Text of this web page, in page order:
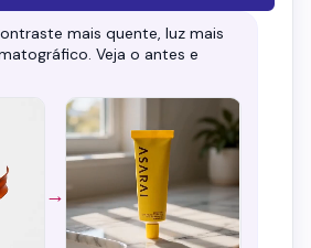
— enviado aos canais
A/B em andamento.
Google
Etapa 6 de 6